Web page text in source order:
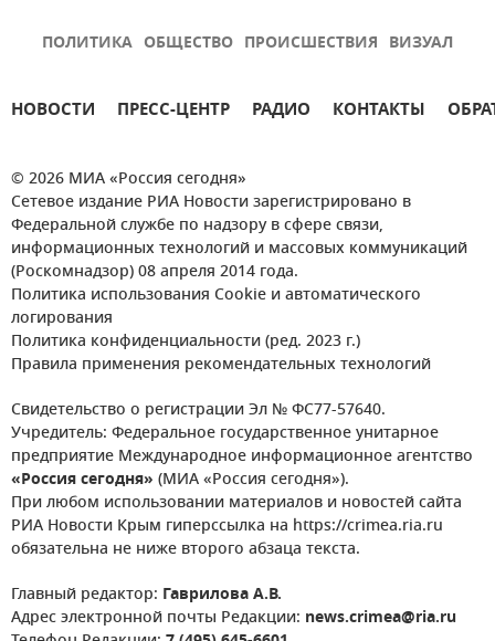
ПОЛИТИКА ОБЩЕСТВО ПРОИСШЕСТВИЯ ВИЗУАЛ
НОВОСТИ ПРЕСС-ЦЕНТР РАДИО КОНТАКТЫ
© 2026 МИА «Россия сегодня»
Сетевое издание РИА Новости зарегистрировано в
Федеральной службе по надзору в сфере связи,
информационных технологий и массовых коммуникаций
(Роскомнадзор) 08 апреля 2014 года.
Политика использования Cookie и автоматического
логирования
Политика конфиденциальности (ред. 2023 г.)
Правила применения рекомендательных технологий
Свидетельство о регистрации Эл № ФС77-57640.
Учредитель: Федеральное государственное унитарное
предприятие Международное информационное агентство
«Россия сегодня» (МИА «Россия сегодня»).
При любом использовании материалов и новостей сайта
РИА Новости Крым гиперссылка на https://crimea.ria.ru
обязательна не ниже второго абзаца текста.
Главный редактор: Гаврилова А.В.
Адрес электронной почты Редакции: news.crimea@ria.ru